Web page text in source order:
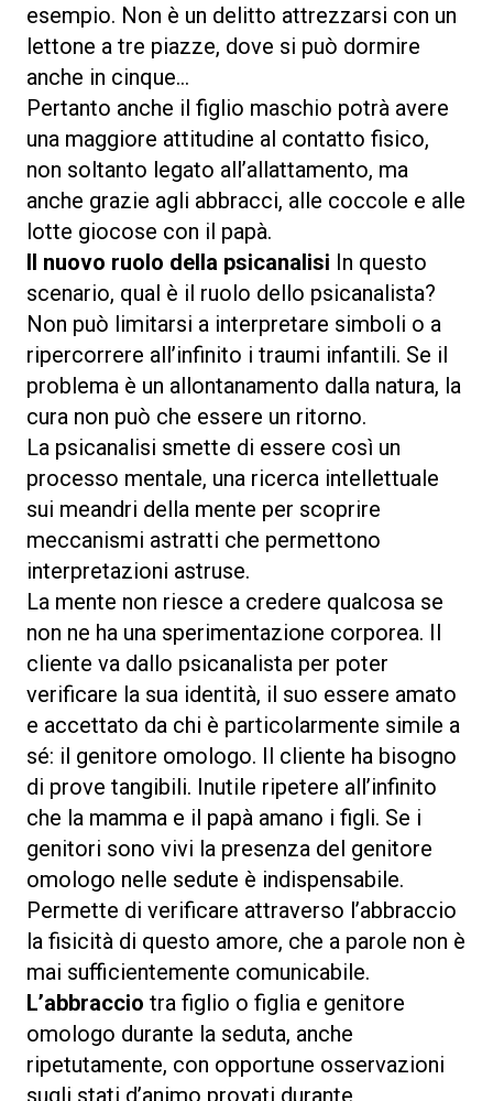
esempio. Non è un delitto attrezzarsi con un
lettone a tre piazze, dove si può dormire
anche in cinque…
Pertanto anche il figlio maschio potrà avere
una maggiore attitudine al contatto fisico,
non soltanto legato all’allattamento, ma
anche grazie agli abbracci, alle coccole e alle
lotte giocose con il papà.
Il nuovo ruolo della psicanalisi In questo
scenario, qual è il ruolo dello psicanalista?
Non può limitarsi a interpretare simboli o a
ripercorrere all’infinito i traumi infantili. Se il
problema è un allontanamento dalla natura, la
cura non può che essere un ritorno.
La psicanalisi smette di essere così un
processo mentale, una ricerca intellettuale
sui meandri della mente per scoprire
meccanismi astratti che permettono
interpretazioni astruse.
La mente non riesce a credere qualcosa se
non ne ha una sperimentazione corporea. Il
cliente va dallo psicanalista per poter
verificare la sua identità, il suo essere amato
e accettato da chi è particolarmente simile a
sé: il genitore omologo. Il cliente ha bisogno
di prove tangibili. Inutile ripetere all’infinito
che la mamma e il papà amano i figli. Se i
genitori sono vivi la presenza del genitore
omologo nelle sedute è indispensabile.
Permette di verificare attraverso l’abbraccio
la fisicità di questo amore, che a parole non è
mai sufficientemente comunicabile.
L’abbraccio tra figlio o figlia e genitore
omologo durante la seduta, anche
ripetutamente, con opportune osservazioni
sugli stati d’animo provati durante